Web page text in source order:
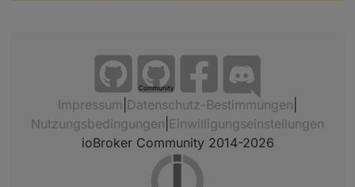
Community
Impressum Datenschutz-Bestimmungen
Nutzungsbedingungen Einwilligungseinstellungen
ioBroker Community 2014-2026